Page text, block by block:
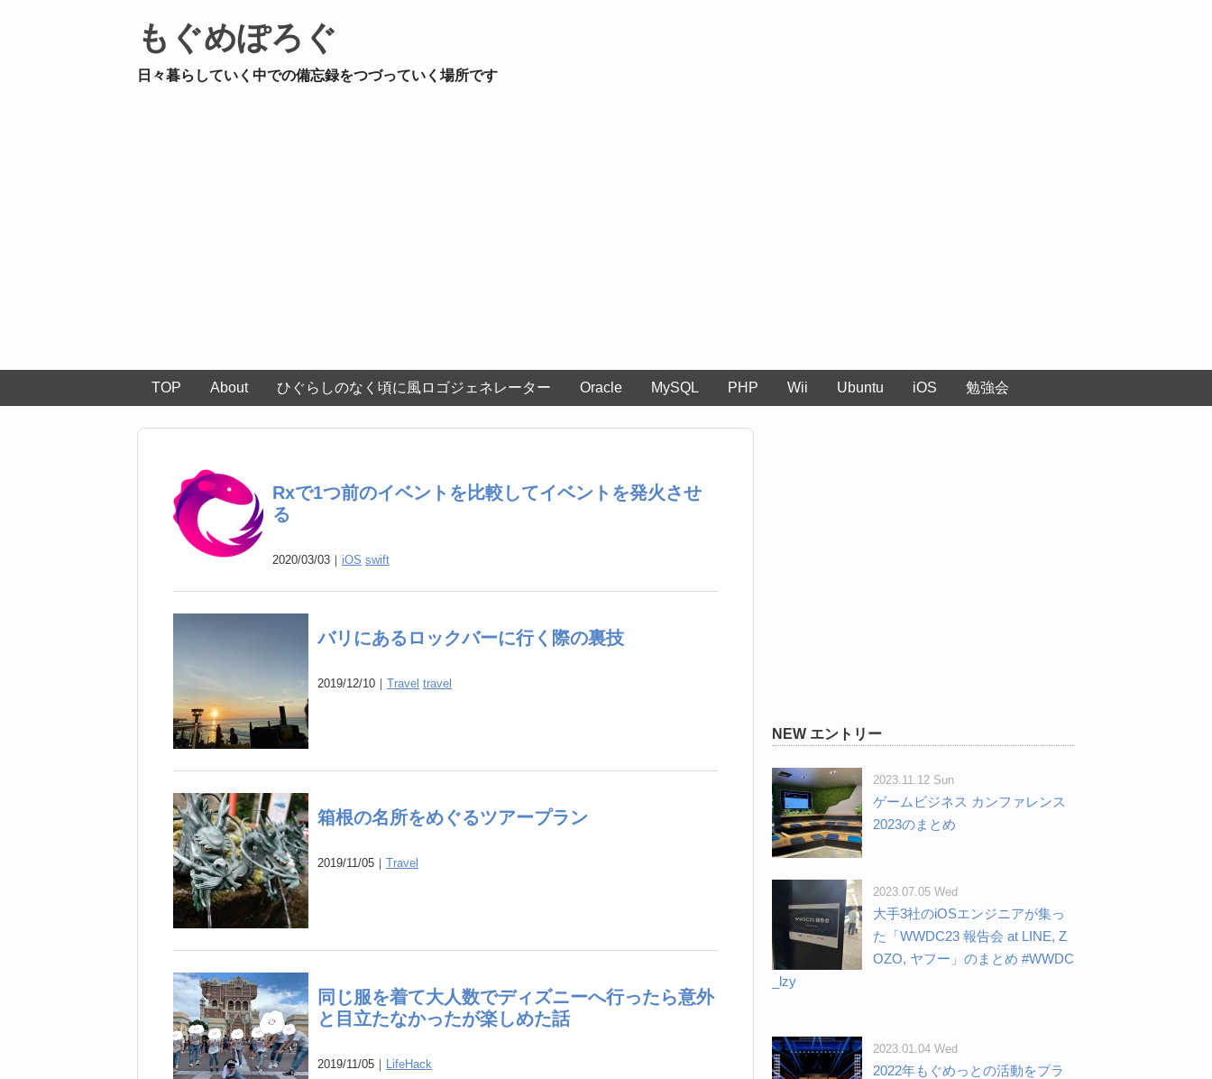
もぐめぽろぐ
日々暮らしていく中での備忘録をつづっていく場所です
TOP About ひぐらしのなく頃に風ロゴジェネレーター Oracle MySQL PHP Wii Ubuntu iOS 勉強会
Rxで1つ前のイベントを比較してイベントを発火させ
る
2020/03/03｜ iOS swift
バリにあるロックバーに行く際の裏技
2019/12/10｜ Travel travel
箱根の名所をめぐるツアープラン
2019/11/05｜ Travel
同じ服を着て大人数でディズニーへ行ったら意外
と目立たなかったが楽しめた話
2019/11/05｜ LifeHack
NEW エントリー
2023.11.12 Sun
ゲームビジネス カンファレンス
2023のまとめ
2023.07.05 Wed
大手3社のiOSエンジニアが集っ
た「WWDC23 報告会 at LINE, Z
OZO, ヤフー」のまとめ #WWDC
_lzy
2023.01.04 Wed
2022年もぐめっとの活動をプラ